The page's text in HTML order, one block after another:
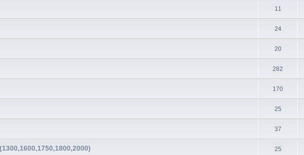
11
24
20
282
170
25
37
25